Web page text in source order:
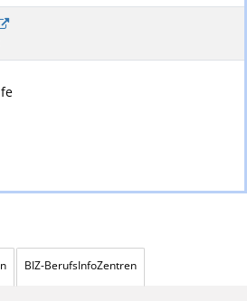
BIZ-BerufsInfoZentren